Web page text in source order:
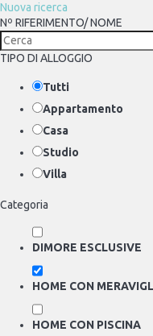
Nuova ricerca
Nº RIFERIMENTO/ NOME
TIPO DI ALLOGGIO
Tutti
Appartamento
Casa
Studio
Villa
Categoria
DIMORE ESCLUSIVE
HOME CON
HOME CON PISCINA